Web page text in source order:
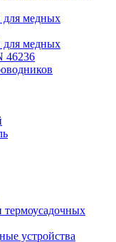
для медных
для медных
46236
термоусадочных